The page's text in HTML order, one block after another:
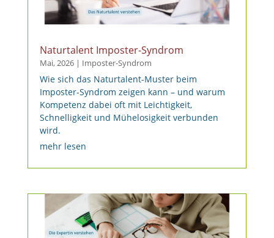
Naturtalent Imposter-Syndrom
Mai, 2026| Imposter-Syndrom
Wie sich das Naturtalent-Muster beim
Imposter-Syndrom zeigen kann – und warum
Kompetenz dabei oft mit Leichtigkeit,
Schnelligkeit und Mühelosigkeit verbunden
wird.
mehr lesen